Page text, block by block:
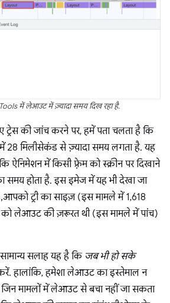
में लेआउट में ज़्यादा समय दिख रहा है.
ट्रेस की जांच करने पर, हमें पता चलता है कि
मिलीसेकंड से ज़्यादा समय लगता है. यह
ऐनिमेशन में किसी फ़्रेम को स्क्रीन पर दिखाने
समय होता है. इस इमेज में यह भी देखा जा
ट्री का साइज़ (इस मामले में 1,618
लेआउट की ज़रूरत थी (इस मामले में पांच)
सलाह यह है कि जब भी हो सके
हालांकि, हमेशा लेआउट का इस्तेमाल न
जिन मामलों में लेआउट से बचा नहीं जा सकता